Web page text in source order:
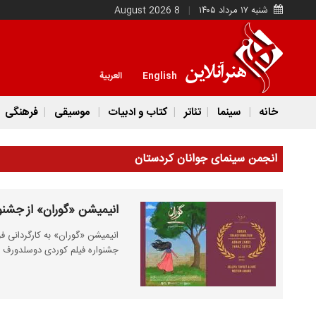
شنبه ۱۷ مرداد ۱۴۰۵ 8 August 2026
English العربية
خانه سینما تئاتر کتاب و ادبیات موسیقی فرهنگی
انجمن سینمای جوانان کردستان
انیمیشن «گوران» از
انیمیشن «گوران» به
جشنواره فیلم کوردی